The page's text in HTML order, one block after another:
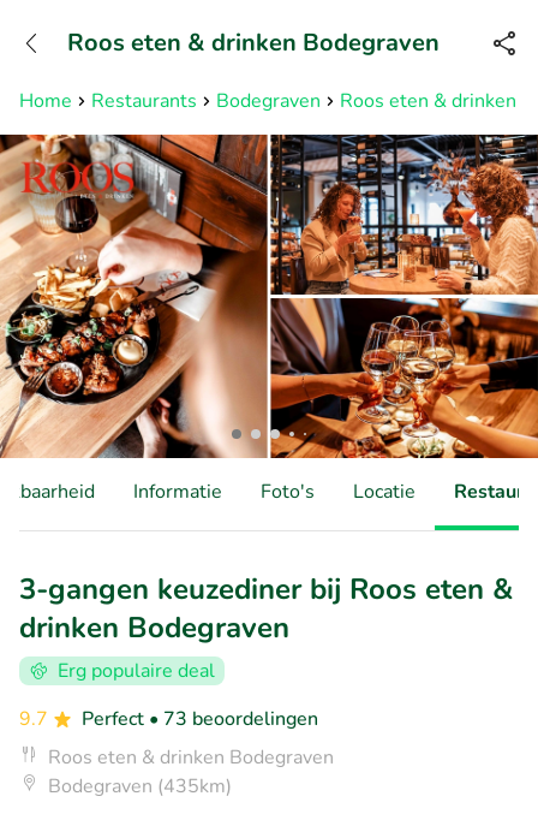
Bereikbaar tot 23:00 uur
Home Restaurants Bodegraven Roos eten & drinken
Roos eten & drinken Bodegraven
Informatie Foto's Locatie
3-gangen keuzediner bij Roos eten &
drinken Bodegraven
Erg populaire deal
9.7
Perfect • 73 beoordelingen
Roos eten & drinken Bodegraven
Bodegraven (435km)